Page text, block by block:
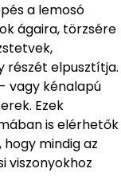
a lemosó
ágaira, törzsére
részét elpusztítja.
vagy kénalapú
Ezek
is elérhetők
mindig az
viszonyokhoz